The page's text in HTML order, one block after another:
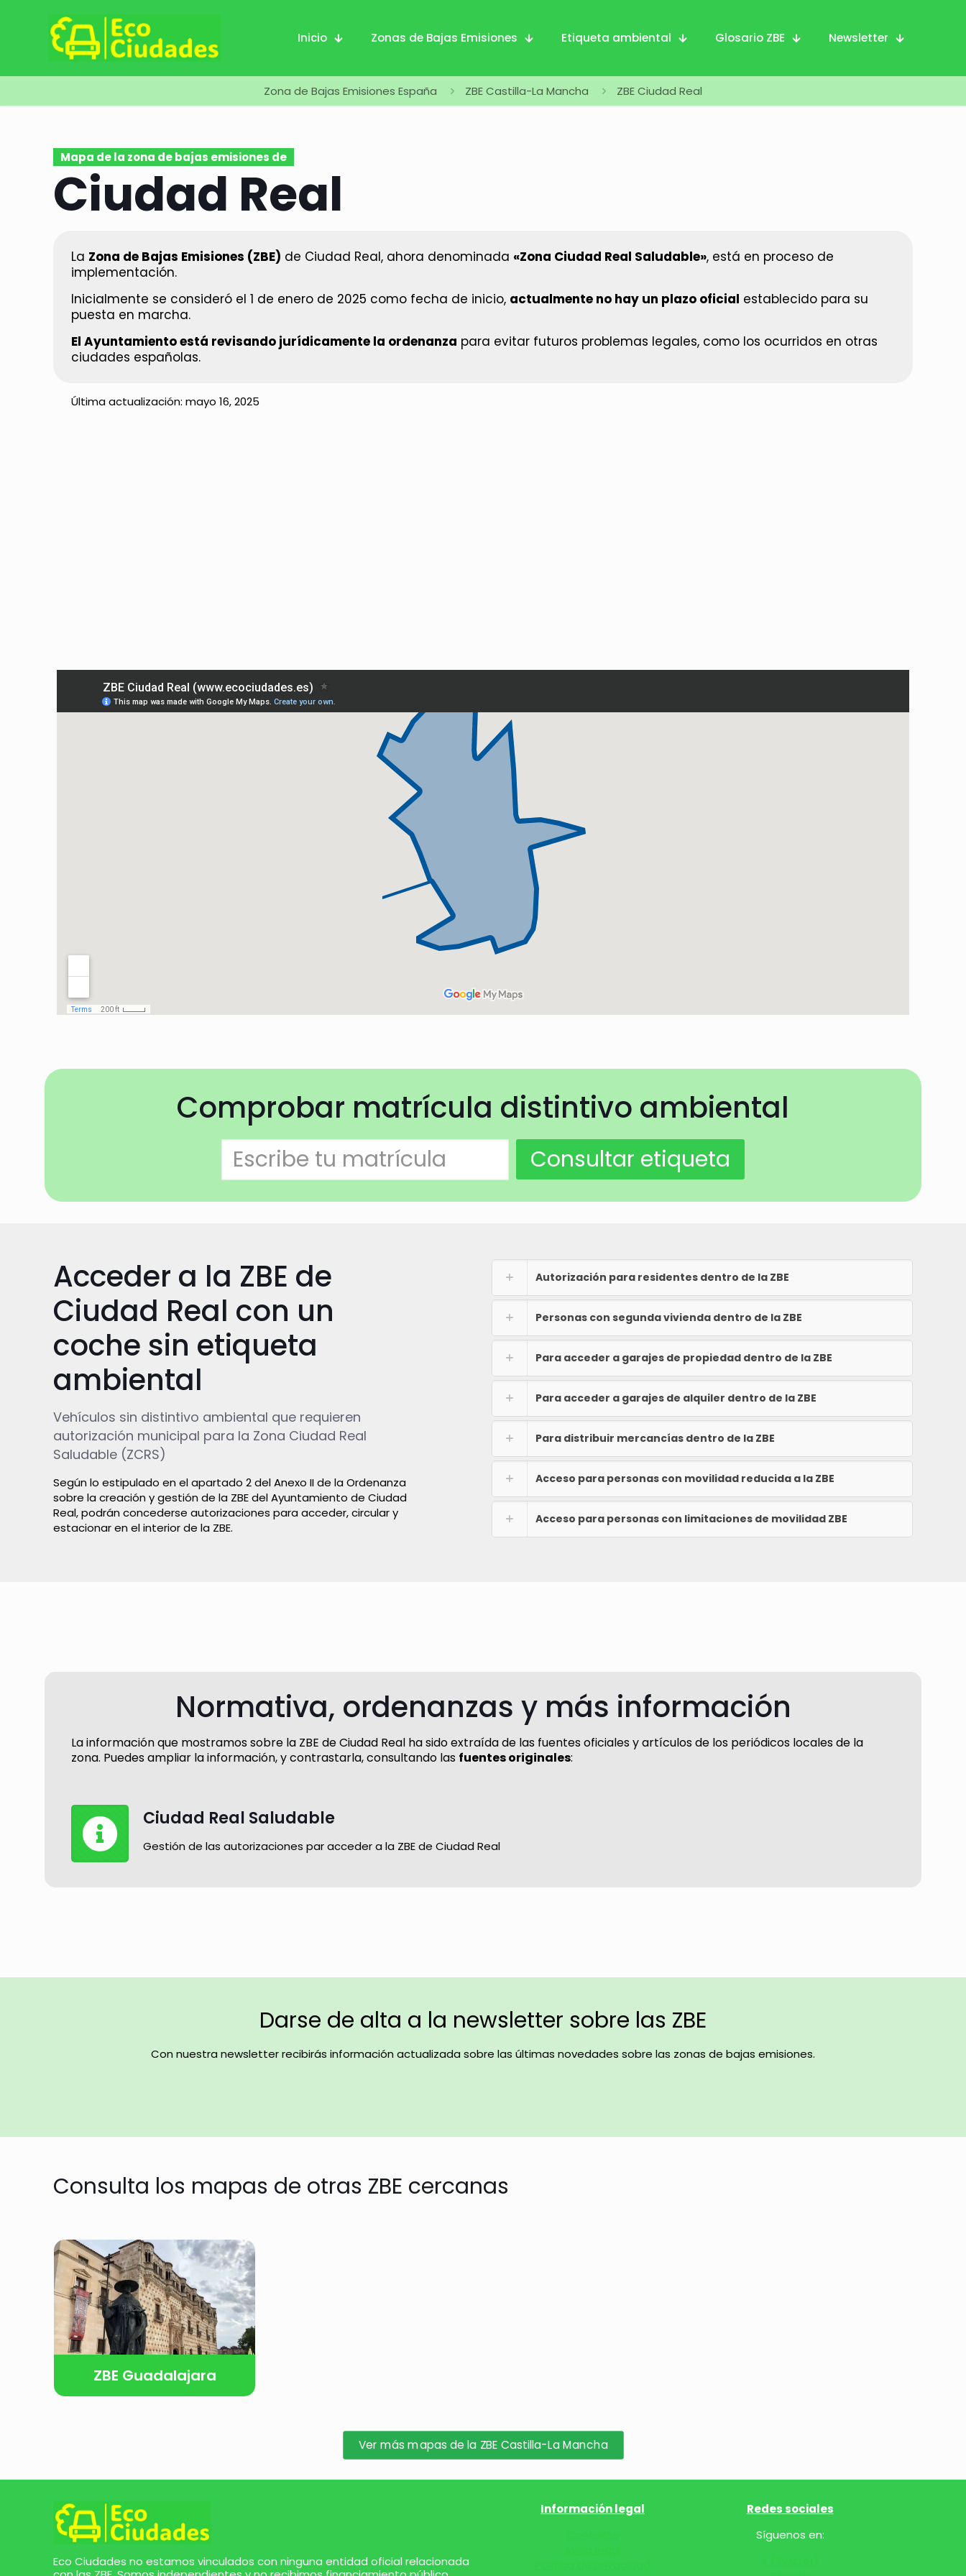
Inicio Zonas de Bajas Emisiones Etiqueta ambiental Glosario ZBE Newsletter
Zona de Bajas Emisiones España ZBE Castilla-La Mancha ZBE Ciudad Real
Mapa de la zona de bajas emisiones de
Ciudad Real
La Zona de Bajas Emisiones (ZBE) de Ciudad Real, ahora denominada «Zona Ciudad Real Saludable», está en proceso de
implementación.
Inicialmente se consideró el 1 de enero de 2025 como fecha de inicio, actualmente no hay un plazo oficial establecido para su
puesta en marcha.
El Ayuntamiento está revisando jurídicamente la ordenanza para evitar futuros problemas legales, como los ocurridos en otras
ciudades españolas.
Última actualización: mayo 16, 2025
Comprobar matrícula distintivo ambiental
Acceder a la ZBE de
Ciudad Real con un
coche sin etiqueta
ambiental
Vehículos sin distintivo ambiental que requieren
autorización municipal para la Zona Ciudad Real
Saludable (ZCRS)
Según lo estipulado en el apartado 2 del Anexo II de la Ordenanza
sobre la creación y gestión de la ZBE del Ayuntamiento de Ciudad
Real, podrán concederse autorizaciones para acceder, circular y
estacionar en el interior de la ZBE.
Autorización para residentes dentro de la ZBE
Personas con segunda vivienda dentro de la ZBE
Para acceder a garajes de propiedad dentro de la ZBE
Para acceder a garajes de alquiler dentro de la ZBE
Para distribuir mercancías dentro de la ZBE
Acceso para personas con movilidad reducida a la ZBE
Acceso para personas con limitaciones de movilidad ZBE
Normativa, ordenanzas y más información
La información que mostramos sobre la ZBE de Ciudad Real ha sido extraída de las fuentes oficiales y artículos de los periódicos locales de la
zona. Puedes ampliar la información, y contrastarla, consultando las fuentes originales:
Ciudad Real Saludable
Gestión de las autorizaciones par acceder a la ZBE de Ciudad Real
Darse de alta a la newsletter sobre las ZBE
Con nuestra newsletter recibirás información actualizada sobre las últimas novedades sobre las zonas de bajas emisiones.
Consulta los mapas de otras ZBE cercanas
ZBE Guadalajara
Ver más mapas de la ZBE Castilla-La Mancha
Eco Ciudades no estamos vinculados con ninguna entidad oficial relacionada
Información legal
Redes sociales
Síguenos en: